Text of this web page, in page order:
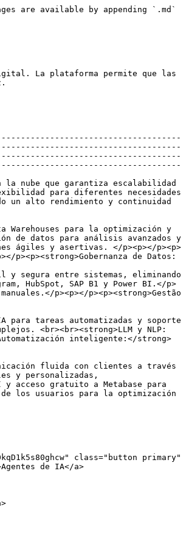
are available by appending `.md`
La plataforma permite que las
nube que garantiza escalabilidad
para diferentes necesidades
un alto rendimiento y continuidad
Warehouses para la optimización y
de datos para análisis avanzados y
ágiles y asertivas. </p><p></p><p>
p><p><strong>Gobernanza de Datos:
segura entre sistemas, eliminando
HubSpot, SAP B1 y Power BI.</p>
p><p></p><p><strong>Gestão
tareas automatizadas y soporte
<br><br><strong>LLM y NLP:
inteligente:</strong>
fluida con clientes a través
y personalizadas,
acceso gratuito a Metabase para
de los usuarios para la optimización
class="button primary"
de IA</a>